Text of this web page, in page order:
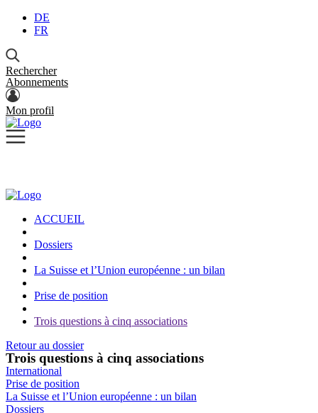
DE
FR
Rechercher
Abonnements
Mon profil
ACCUEIL
Dossiers
La Suisse et l’Union européenne : un bilan
Prise de position
Trois questions à cinq associations
Retour au dossier
Trois questions à cinq associations
International
Prise de position
La Suisse et l’Union européenne : un bilan
Dossiers